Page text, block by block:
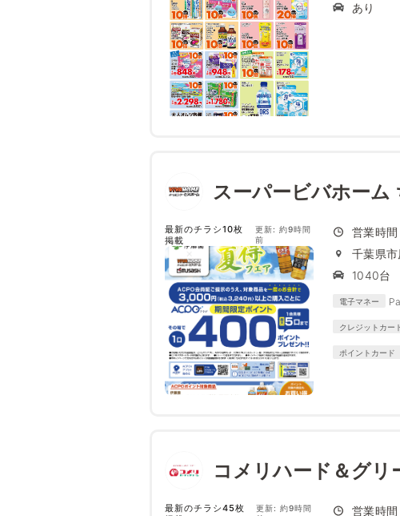
あり
スーパービバホーム
最新のチラシ10枚
掲載
更新: 約9時間
前
営業時
千葉県市
1040台
電子マネー
クレジットカー
ポイントカード
コメリハード＆グリ
最新のチラシ45枚
更新: 約9時間
営業時